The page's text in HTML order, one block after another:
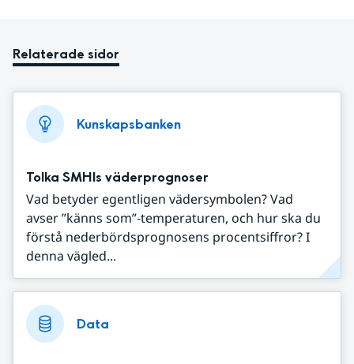
Relaterade sidor
Kunskapsbanken
Tolka SMHIs väderprognoser
Vad betyder egentligen vädersymbolen? Vad
avser ”känns som”-temperaturen, och hur ska du
förstå nederbördsprognosens procentsiffror? I
denna vägled...
Data